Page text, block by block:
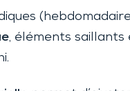
, éléments saillants